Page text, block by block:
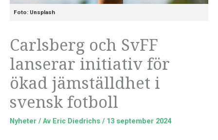
Foto: Unsplash
Carlsberg och SvFF
lanserar initiativ för
ökad jämställdhet i
svensk fotboll
Nyheter / Av Eric Diedrichs / 13 september 2024